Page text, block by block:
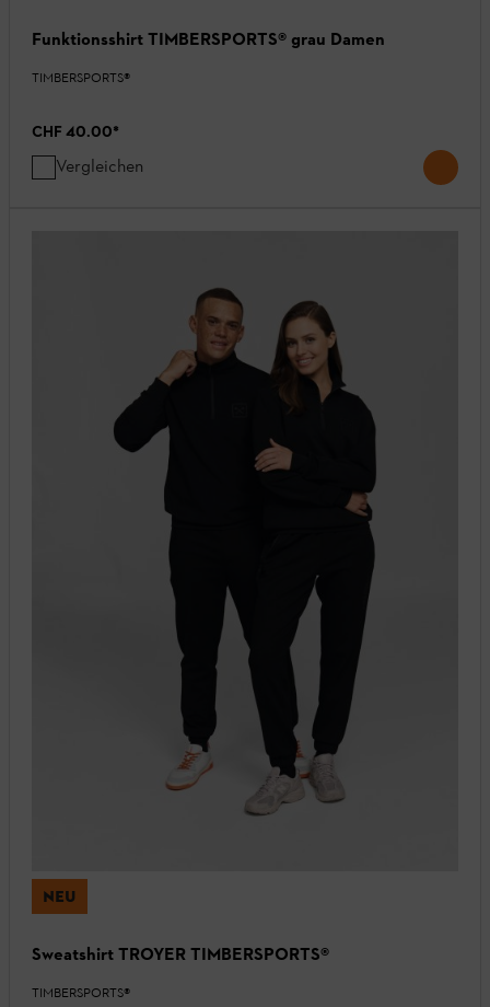
Funktionsshirt TIMBERSPORTS® grau Damen
TIMBERSPORTS®
CHF 40.00*
Vergleichen
NEU
Sweatshirt TROYER TIMBERSPORTS®
TIMBERSPORTS®